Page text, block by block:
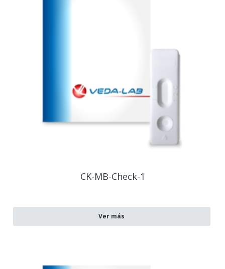
CK-MB-Check-1
Ver más